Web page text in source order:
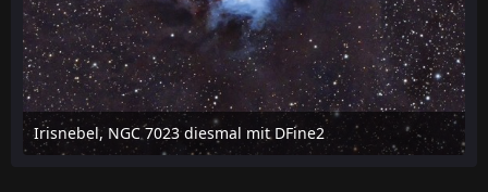
Irisnebel, NGC 7023 diesmal mit DFine2
5. April 2021 um 16:07